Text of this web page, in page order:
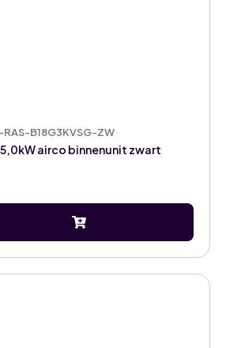
B18G3KVSG-ZW
airco binnenunit zwart